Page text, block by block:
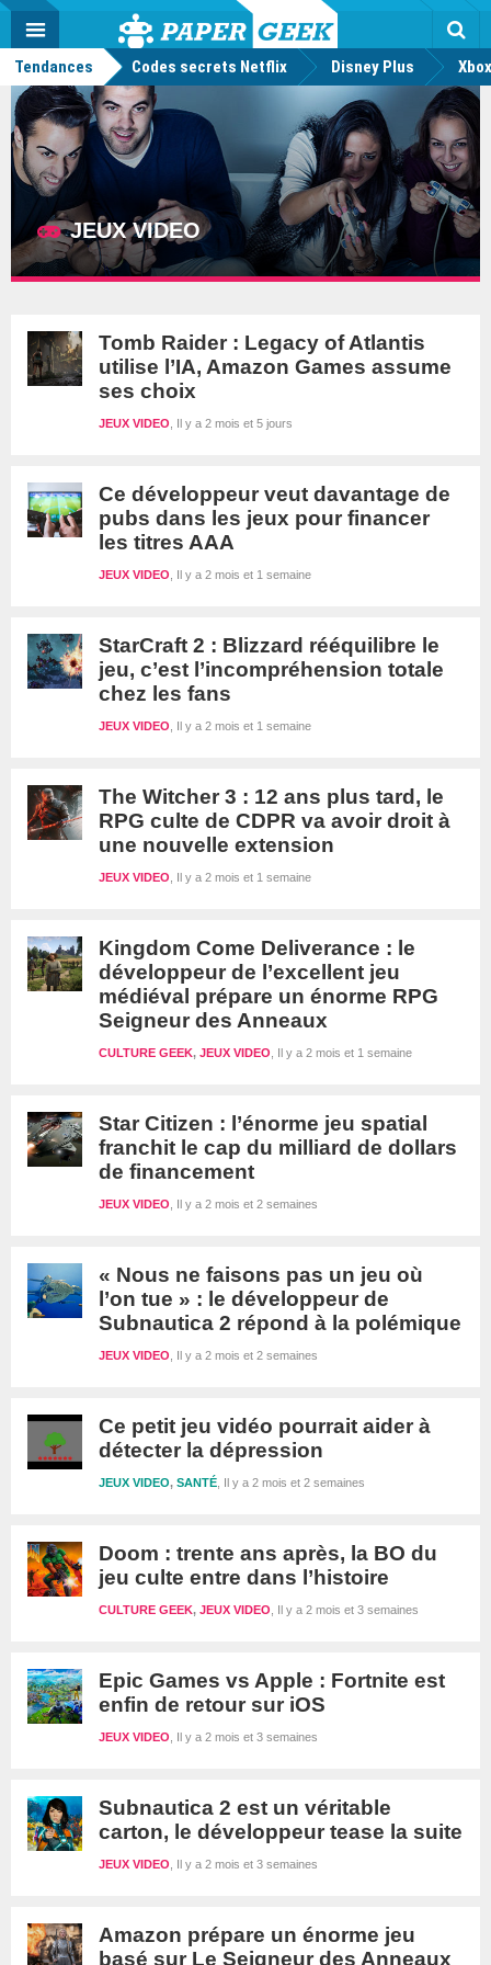
Actu
geek
MENU
Tendances Codes secrets Netflix Disney Plus
JEUX VIDEO
Tomb Raider : Legacy of Atlantis
utilise l’IA, Amazon Games assume
ses choix
Il y a 2 mois et 5 jours
JEUX VIDEO
Ce développeur veut davantage de
pubs dans les jeux pour financer
les titres AAA
Il y a 2 mois et 1 semaine
JEUX VIDEO
StarCraft 2 : Blizzard rééquilibre le
jeu, c’est l’incompréhension totale
chez les fans
Il y a 2 mois et 1 semaine
JEUX VIDEO
The Witcher 3 : 12 ans plus tard, le
RPG culte de CDPR va avoir droit à
une nouvelle extension
Il y a 2 mois et 1 semaine
JEUX VIDEO
Kingdom Come Deliverance : le
développeur de l’excellent jeu
médiéval prépare un énorme RPG
Seigneur des Anneaux
Il y a 2 mois et 1 semaine
CULTURE GEEK, JEUX VIDEO
Star Citizen : l’énorme jeu spatial
franchit le cap du milliard de dollars
de financement
Il y a 2 mois et 2 semaines
JEUX VIDEO
« Nous ne faisons pas un jeu où
l’on tue » : le développeur de
Subnautica 2 répond à la polémique
Il y a 2 mois et 2 semaines
JEUX VIDEO
Ce petit jeu vidéo pourrait aider à
détecter la dépression
Il y a 2 mois et 2 semaines
JEUX VIDEO, SANTÉ
Doom : trente ans après, la BO du
jeu culte entre dans l’histoire
Il y a 2 mois et 3 semaines
CULTURE GEEK, JEUX VIDEO
Epic Games vs Apple : Fortnite est
enfin de retour sur iOS
Il y a 2 mois et 3 semaines
JEUX VIDEO
Subnautica 2 est un véritable
carton, le développeur tease la suite
Il y a 2 mois et 3 semaines
JEUX VIDEO
Amazon prépare un énorme jeu
basé sur Le Seigneur des Anneaux
Mode
FacebookTwitter Youtube